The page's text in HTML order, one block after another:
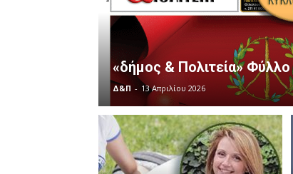
«δήμος & Πολιτεία»
Δ&Π - 13 Απριλίου 2026